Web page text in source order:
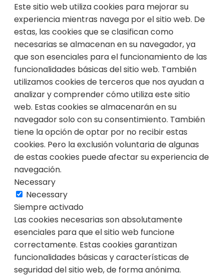
Este sitio web utiliza cookies para mejorar su
experiencia mientras navega por el sitio web. De
estas, las cookies que se clasifican como
necesarias se almacenan en su navegador, ya
que son esenciales para el funcionamiento de las
funcionalidades básicas del sitio web. También
utilizamos cookies de terceros que nos ayudan a
analizar y comprender cómo utiliza este sitio
web. Estas cookies se almacenarán en su
navegador solo con su consentimiento. También
tiene la opción de optar por no recibir estas
cookies. Pero la exclusión voluntaria de algunas
de estas cookies puede afectar su experiencia de
navegación.
Necessary
Necessary
Siempre activado
Las cookies necesarias son absolutamente
esenciales para que el sitio web funcione
correctamente. Estas cookies garantizan
funcionalidades básicas y características de
seguridad del sitio web, de forma anónima.